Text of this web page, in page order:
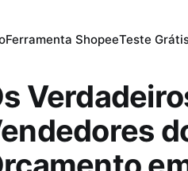
Ferramenta ShopeeTeste